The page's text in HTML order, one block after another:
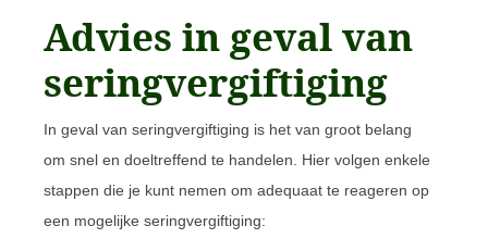
Advies in geval van
seringvergiftiging
In geval van seringvergiftiging is het van groot belang
om snel en doeltreffend te handelen. Hier volgen enkele
stappen die je kunt nemen om adequaat te reageren op
een mogelijke seringvergiftiging: